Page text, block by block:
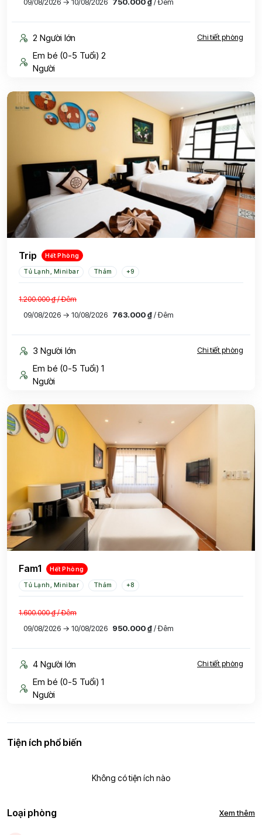
09/08/2026 → 10/08/2026 750.000 ₫ / Đêm
2 Người lớn Chi tiết phòng
Em bé (0-5 Tuổi) 2
Người
Trip Hết Phòng
Tủ Lạnh, Minibar Thảm +9
1.200.000 ₫/ Đêm
09/08/2026 → 10/08/2026 763.000 ₫ / Đêm
3 Người lớn Chi tiết phòng
Em bé (0-5 Tuổi) 1
Người
Fam1 Hết Phòng
Tủ Lạnh, Minibar Thảm +8
1.600.000 ₫/ Đêm
09/08/2026 → 10/08/2026 950.000 ₫ / Đêm
4 Người lớn Chi tiết phòng
Em bé (0-5 Tuổi) 1
Người
Tiện ích phổ biến
Không có tiện ích nào
Loại phòng Xem thêm